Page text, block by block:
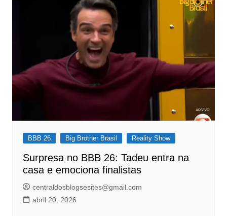
BBB 26 Big Brother Brasil Reality Show
Surpresa no BBB 26: Tadeu entra na
casa e emociona finalistas
centraldosblogsesites@gmail.com
abril 20, 2026